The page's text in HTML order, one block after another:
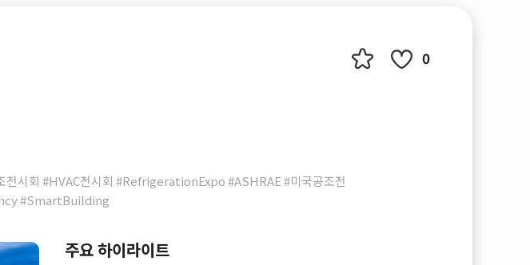
시회 #HVAC전시회 #RefrigerationExpo #ASHRAE #미국공조전
#SmartBuilding
0
주요 하이라이트